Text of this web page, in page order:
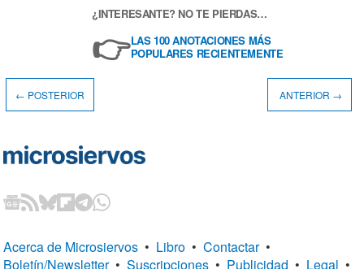
¿INTERESANTE? NO TE PIERDAS…
👉LAS 100 ANOTACIONES MÁS
POPULARES RECIENTEMENTE
← POSTERIOR ANTERIOR →
Acerca de Microsiervos • Libro • Contactar •
Boletín/Newsletter • Suscripciones • Publicidad • Legal •